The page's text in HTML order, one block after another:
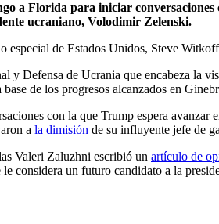
a Florida para iniciar
ucraniano, Volodimir Zelenski.
especial de Estados Unidos, Steve
y Defensa de Ucrania que encabeza la
de los progresos alcanzados en
con la que Trump espera
a la dimisión de su influyente jefe de
Valeri Zaluzhni escribió un artículo de
considera un futuro candidato a la